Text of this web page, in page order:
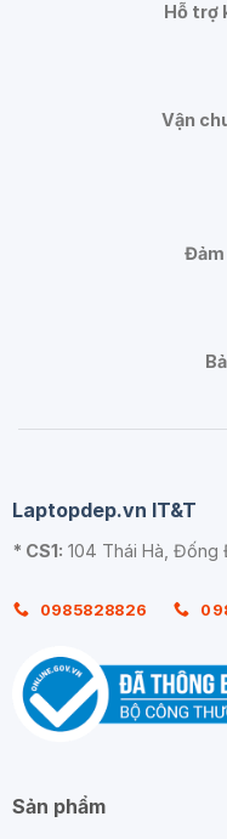
Hỗ trợ
Vận
Laptopdep.vn IT&T
* CS1: 104 Thái Hà, Đống
0985828826
Sản phẩm